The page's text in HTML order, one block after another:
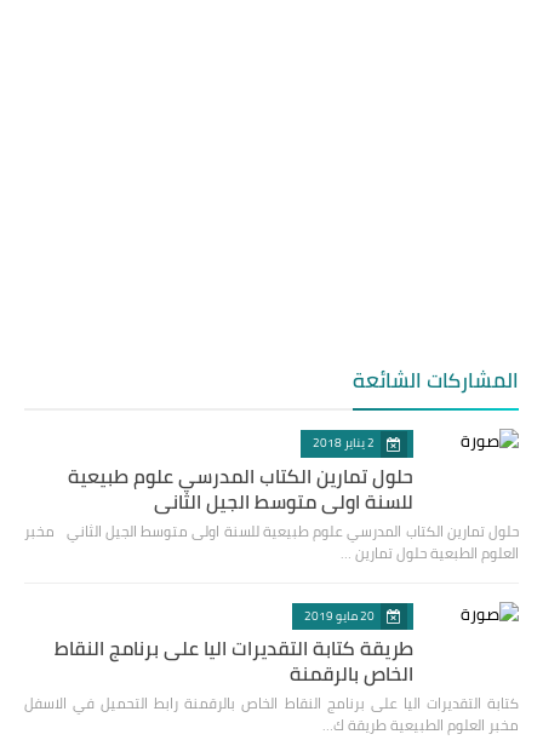
المشاركات الشائعة
2 يناير 2018
حلول تمارين الكتاب المدرسي علوم طبيعية
للسنة اولى متوسط الجيل الثاني
حلول تمارين الكتاب المدرسي علوم طبيعية للسنة اولى متوسط الجيل الثاني مخبر
العلوم الطبعية حلول تمارين …
20 مايو 2019
طريقة كتابة التقديرات اليا على برنامج النقاط
الخاص بالرقمنة
كتابة التقديرات اليا على برنامج النقاط الخاص بالرقمنة رابط التحميل في الاسفل
مخبر العلوم الطبيعية طريقة ك…